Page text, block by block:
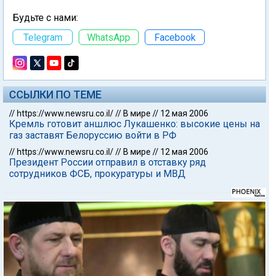
Будьте с нами:
Telegram
WhatsApp Facebook
ССЫЛКИ ПО ТЕМЕ
// https://www.newsru.co.il/// В мире // 12 мая 2006
Кремль готовит аншлюс Лукашенко: высокие цены на
газ заставят Белоруссию войти в РФ
// https://www.newsru.co.il/// В мире // 12 мая 2006
Президент России отправил в отставку ряд
сотрудников ФСБ, прокуратуры и МВД